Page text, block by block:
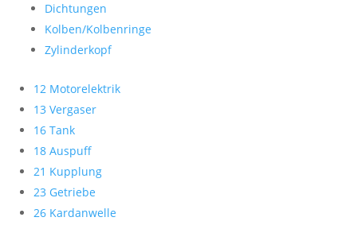
Dichtungen
Kolben/Kolbenringe
Zylinderkopf
12 Motorelektrik
13 Vergaser
16 Tank
18 Auspuff
21 Kupplung
23 Getriebe
26 Kardanwelle